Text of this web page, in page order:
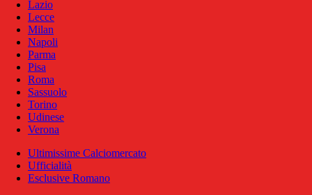
Lazio
Lecce
Milan
Napoli
Parma
Pisa
Roma
Sassuolo
Torino
Udinese
Verona
Ultimissime Calciomercato
Ufficialità
Esclusive Romano